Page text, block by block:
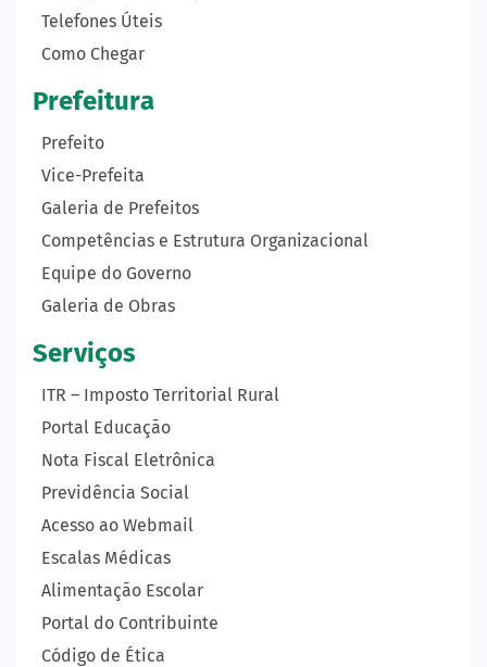
Telefones Úteis
Como Chegar
Prefeitura
Prefeito
Vice-Prefeita
Galeria de Prefeitos
Competências e Estrutura Organizacional
Equipe do Governo
Galeria de Obras
Serviços
ITR – Imposto Territorial Rural
Portal Educação
Nota Fiscal Eletrônica
Previdência Social
Acesso ao Webmail
Escalas Médicas
Alimentação Escolar
Portal do Contribuinte
Código de Ética